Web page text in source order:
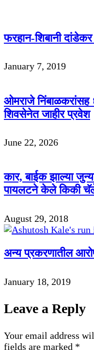
फरहान-शिबानी
January 7, 2019
ओमराजे निंबाळकरांसह
शिवसेनेत जाहीर प्रवेश
June 22, 2026
कार, बाईक झाल्या
पायलटने केले किकी
August 29, 2018
अन्य प्रकरणातील
January 18, 2019
Leave a Reply
Your email address
fields are marked *